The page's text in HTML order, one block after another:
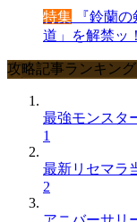
特集 『鈴蘭
道」を解禁ッ
攻略記事ランキング
最強モンスタ
1
最新リセマラ
2